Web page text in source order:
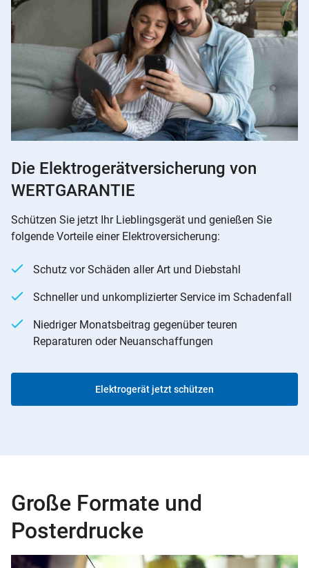
Die Elektrogerätversicherung von
WERTGARANTIE
Schützen Sie jetzt Ihr Lieblingsgerät und genießen Sie
folgende Vorteile einer Elektroversicherung:
Schutz vor Schäden aller Art und Diebstahl
Schneller und unkomplizierter Service im Schadenfall
Niedriger Monatsbeitrag gegenüber teuren
Reparaturen oder Neuanschaffungen
Elektrogerät jetzt schützen
Große Formate und
Posterdrucke